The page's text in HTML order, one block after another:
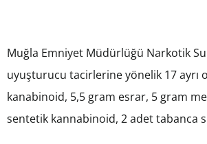
Muğla Emniyet Müdürlüğü Narkotik
uyuşturucu tacirlerine yönelik 17 ayrı
kanabinoid, 5,5 gram esrar, 5 gram
sentetik kannabinoid, 2 adet tabanca